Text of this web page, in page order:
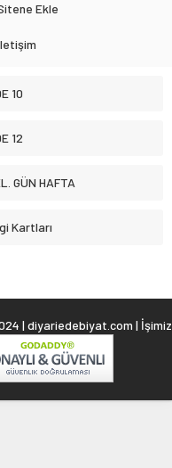
Ekle
10
12
GÜN HAFTA
Kartları
| diyariedebiyat.com | İşimiz